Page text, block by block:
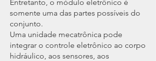
Entretanto, o módulo eletrônico é
somente uma das partes possíveis do
conjunto.
Uma unidade mecatrônica pode
integrar o controle eletrônico ao corpo
hidráulico, aos sensores, aos